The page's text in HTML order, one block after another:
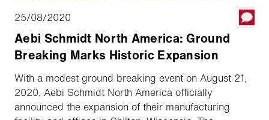
25/08/2020
Aebi Schmidt North America: Ground
Breaking Marks Historic Expansion
With a modest ground breaking event on August 21,
2020, Aebi Schmidt North America officially
announced the expansion of their manufacturing